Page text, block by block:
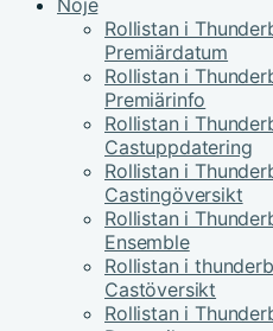
Nöje
Rollistan i
Premiärdatum
Rollistan i
Premiärinfo
Rollistan i
Castuppdatering
Rollistan i
Castingöversikt
Rollistan i
Ensemble
Rollistan i
Castöversikt
Rollistan i